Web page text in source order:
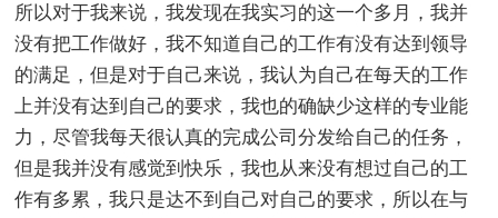
所以对于我来说，我发现在我实习的这一个多月，我并
没有把工作做好，我不知道自己的工作有没有达到领导
的满足，但是对于自己来说，我认为自己在每天的工作
上并没有达到自己的要求，我也的确缺少这样的专业能
力，尽管我每天很认真的完成公司分发给自己的任务，
但是我并没有感觉到快乐，我也从来没有想过自己的工
作有多累，我只是达不到自己对自己的要求，所以在与